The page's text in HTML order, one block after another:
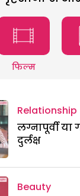
फिल्म
Relationship
लग्नापूर्वी
दुर्लक्ष
Beauty